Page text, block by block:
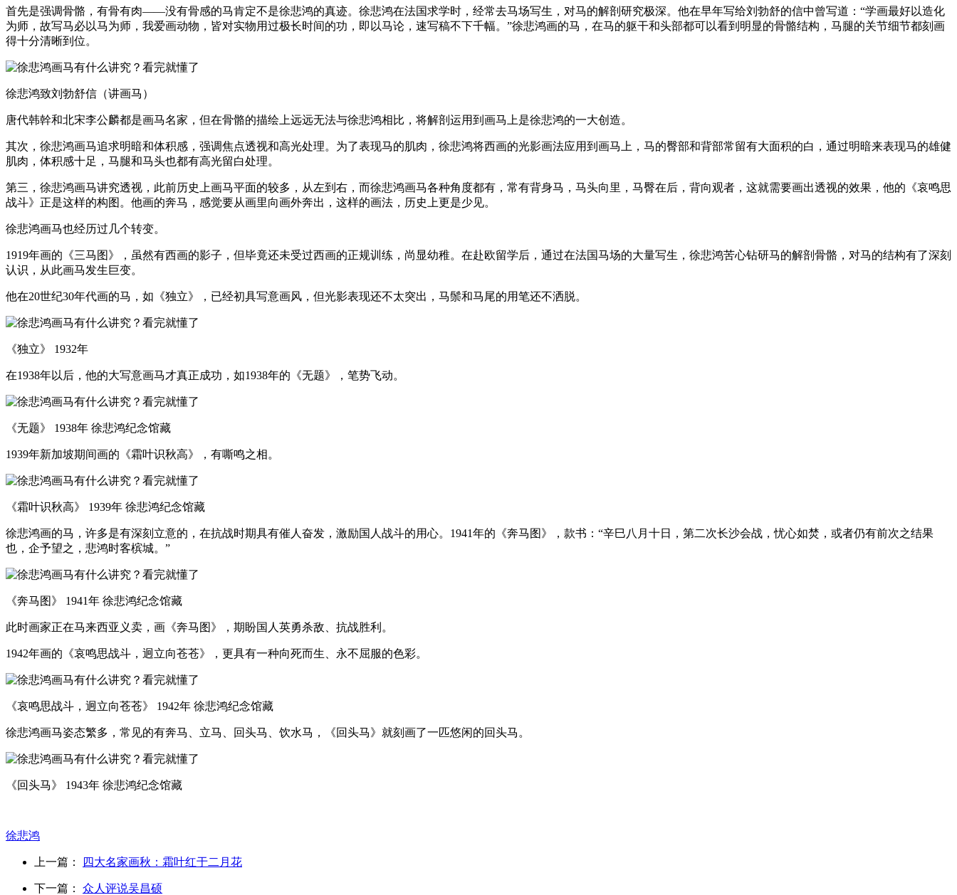
首先是强调骨骼，有骨有肉——没有骨感的马肯定不是徐悲鸿的真迹。徐悲鸿在法国求学时，经常去马场写生，对马的解剖研究极深。他在早年写给刘勃舒的信中曾写道：“学画最好以造化
为师，故写马必以马为师，我爱画动物，皆对实物用过极长时间的功，即以马论，速写稿不下千幅。”徐悲鸿画的马，在马的躯干和头部都可以看到明显的骨骼结构，马腿的关节细节都刻画
得十分清晰到位。
徐悲鸿致刘勃舒信（讲画马）
唐代韩幹和北宋李公麟都是画马名家，但在骨骼的描绘上远远无法与徐悲鸿相比，将解剖运用到画马上是徐悲鸿的一大创造。
其次，徐悲鸿画马追求明暗和体积感，强调焦点透视和高光处理。为了表现马的肌肉，徐悲鸿将西画的光影画法应用到画马上，马的臀部和背部常留有大面积的白，通过明暗来表现马的雄健
肌肉，体积感十足，马腿和马头也都有高光留白处理。
第三，徐悲鸿画马讲究透视，此前历史上画马平面的较多，从左到右，而徐悲鸿画马各种角度都有，常有背身马，马头向里，马臀在后，背向观者，这就需要画出透视的效果，他的《哀鸣思
战斗》正是这样的构图。他画的奔马，感觉要从画里向画外奔出，这样的画法，历史上更是少见。
徐悲鸿画马也经历过几个转变。
1919年画的《三马图》，虽然有西画的影子，但毕竟还未受过西画的正规训练，尚显幼稚。在赴欧留学后，通过在法国马场的大量写生，徐悲鸿苦心钻研马的解剖骨骼，对马的结构有了深刻
认识，从此画马发生巨变。
他在20世纪30年代画的马，如《独立》，已经初具写意画风，但光影表现还不太突出，马鬃和马尾的用笔还不洒脱。
《独立》 1932年
在1938年以后，他的大写意画马才真正成功，如1938年的《无题》，笔势飞动。
《无题》 1938年 徐悲鸿纪念馆藏
1939年新加坡期间画的《霜叶识秋高》，有嘶鸣之相。
《霜叶识秋高》 1939年 徐悲鸿纪念馆藏
徐悲鸿画的马，许多是有深刻立意的，在抗战时期具有催人奋发，激励国人战斗的用心。1941年的《奔马图》，款书：“辛巳八月十日，第二次长沙会战，忧心如焚，或者仍有前次之结果
也，企予望之，悲鸿时客槟城。”
《奔马图》 1941年 徐悲鸿纪念馆藏
此时画家正在马来西亚义卖，画《奔马图》，期盼国人英勇杀敌、抗战胜利。
1942年画的《哀鸣思战斗，迥立向苍苍》，更具有一种向死而生、永不屈服的色彩。
《哀鸣思战斗，迥立向苍苍》 1942年 徐悲鸿纪念馆藏
徐悲鸿画马姿态繁多，常见的有奔马、立马、回头马、饮水马，《回头马》就刻画了一匹悠闲的回头马。
《回头马》 1943年 徐悲鸿纪念馆藏
徐悲鸿
上一篇： 四大名家画秋：霜叶红于二月花
下一篇： 众人评说吴昌硕